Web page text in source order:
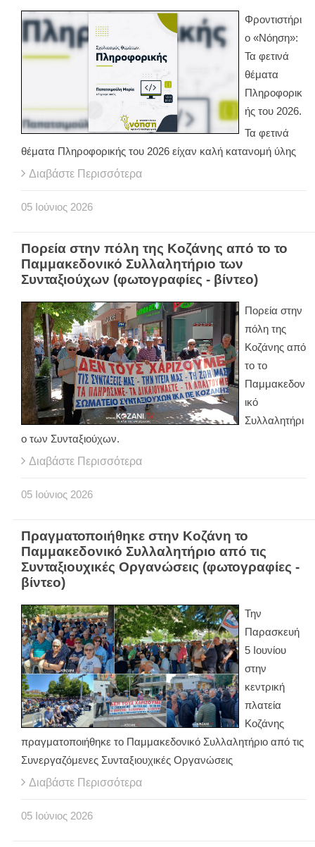
Φροντιστήρι
ο «Νόηση»:
Τα φετινά
θέματα
Πληροφορικ
ής του 2026.
Τα φετινά
θέματα Πληροφορικής του 2026 είχαν καλή κατανομή ύλης
Διαβάστε Περισσότερα
05 Ιούνιος 2026
Πορεία στην πόλη της Κοζάνης από το το
Παμμακεδονικό Συλλαλητήριο των
Συνταξιούχων (φωτογραφίες - βίντεο)
Πορεία στην
πόλη της
Κοζάνης από
το το
Παμμακεδον
ικό
Συλλαλητήρι
ο των Συνταξιούχων.
Διαβάστε Περισσότερα
05 Ιούνιος 2026
Πραγματοποιήθηκε στην Κοζάνη το
Παμμακεδονικό Συλλαλητήριο από τις
Συνταξιουχικές Οργανώσεις (φωτογραφίες -
βίντεο)
Την
Παρασκευή
5 Ιουνίου
στην
κεντρική
πλατεία
Κοζάνης
πραγματοποιήθηκε το Παμμακεδονικό Συλλαλητήριο από τις
Συνεργαζόμενες Συνταξιουχικές Οργανώσεις
Διαβάστε Περισσότερα
05 Ιούνιος 2026